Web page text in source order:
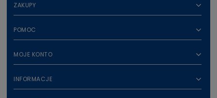
ZAKUPY
POMOC
MOJE KONTO
INFORMACJE